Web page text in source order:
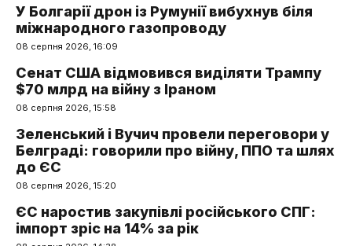
У Болгарії дрон із Румунії вибухнув біля
міжнародного газопроводу
08 серпня 2026, 16:09
Сенат США відмовився виділяти Трампу
$70 млрд на війну з Іраном
08 серпня 2026, 15:58
Зеленський і Вучич провели переговори у
Белграді: говорили про війну, ППО та шлях
до ЄС
08 серпня 2026, 15:20
ЄС наростив закупівлі російського СПГ:
імпорт зріс на 14% за рік